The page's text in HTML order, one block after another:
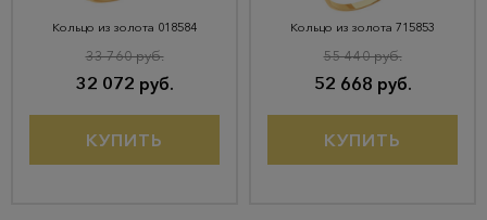
Кольцо из золота 018584
32 072 руб.
33 760 руб.
КУПИТЬ
Кольцо из золота 715853
52 668 руб.
55 440 руб.
КУПИТЬ